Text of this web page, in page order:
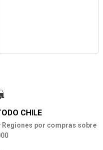
CHILE
Regiones por compras sobre